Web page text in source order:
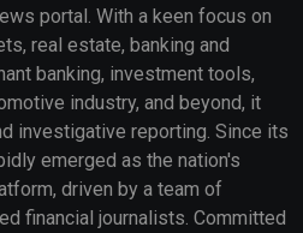
portal. With a keen focus on
real estate, banking and
banking, investment tools,
industry, and beyond, it
investigative reporting. Since its
emerged as the nation's
driven by a team of
financial journalists. Committed